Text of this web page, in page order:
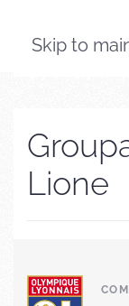
Skip to
Lione